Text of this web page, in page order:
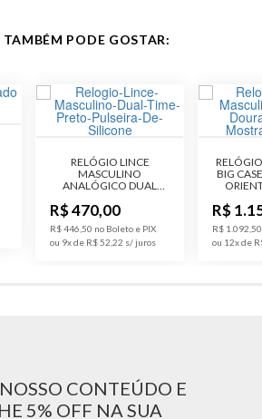
Analógico
Cristal Mineral
Rosqueado
TAMBÉM PODE GOSTAR:
RELÓGIO LINCE
MASCULINO
ANALÓGICO DUAL
SILICONE PRETA
R$ 470,00
R$ 446,50 no Boleto e PIX
ou 9x de R$ 52,22
BIG
R$
R$
ou 12x de
CONTEÚDO E
5% OFF NA SUA